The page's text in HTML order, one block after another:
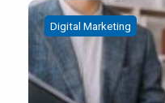
Digital Marketing